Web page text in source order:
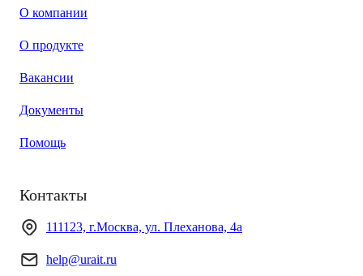
О компании
О продукте
Вакансии
Документы
Помощь
Контакты
111123, г.Москва, ул. Плеханова, 4а
help@urait.ru